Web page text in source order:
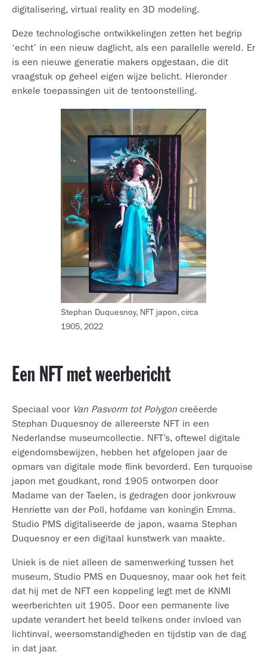
digitalisering, virtual reality en 3D modeling.
Deze technologische ontwikkelingen zetten het begrip
‘echt’ in een nieuw daglicht, als een parallelle wereld. Er
is een nieuwe generatie makers opgestaan, die dit
vraagstuk op geheel eigen wijze belicht. Hieronder
enkele toepassingen uit de tentoonstelling.
Stephan Duquesnoy, NFT japon, circa
1905, 2022
Een NFT met weerbericht
Speciaal voor Van Pasvorm tot Polygon creëerde
Stephan Duquesnoy de allereerste NFT in een
Nederlandse museumcollectie. NFT’s, oftewel digitale
eigendomsbewijzen, hebben het afgelopen jaar de
opmars van digitale mode flink bevorderd. Een turquoise
japon met goudkant, rond 1905 ontworpen door
Madame van der Taelen, is gedragen door jonkvrouw
Henriette van der Poll, hofdame van koningin Emma.
Studio PMS digitaliseerde de japon, waarna Stephan
Duquesnoy er een digitaal kunstwerk van maakte.
Uniek is de niet alleen de samenwerking tussen het
museum, Studio PMS en Duquesnoy, maar ook het feit
dat hij met de NFT een koppeling legt met de KNMI
weerberichten uit 1905. Door een permanente live
update verandert het beeld telkens onder invloed van
lichtinval, weersomstandigheden en tijdstip van de dag
in dat jaar.